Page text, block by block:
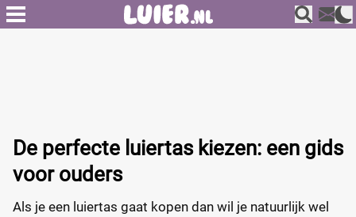
De perfecte luiertas kiezen: een gids
voor ouders
Als je een luiertas gaat kopen dan wil je natuurlijk wel